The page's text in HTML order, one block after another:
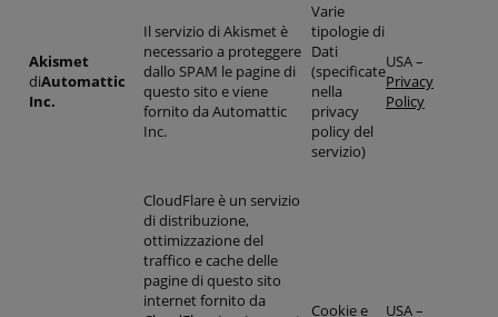
Akismet
diAutomattic
Inc.
Il servizio di Akismet è
necessario a proteggere
dallo SPAM le pagine di
questo sito e viene
fornito da Automattic
Inc.
Varie
tipologie di
Dati
(specificate
nella
privacy
policy del
servizio)
USA –
Privacy
Policy
CloudFlare è un servizio
di distribuzione,
ottimizzazione del
traffico e cache delle
pagine di questo sito
internet fornito da
Cookie e
USA –